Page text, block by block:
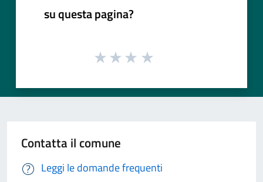
su questa pagina?
Contatta il comune
Leggi le domande frequenti